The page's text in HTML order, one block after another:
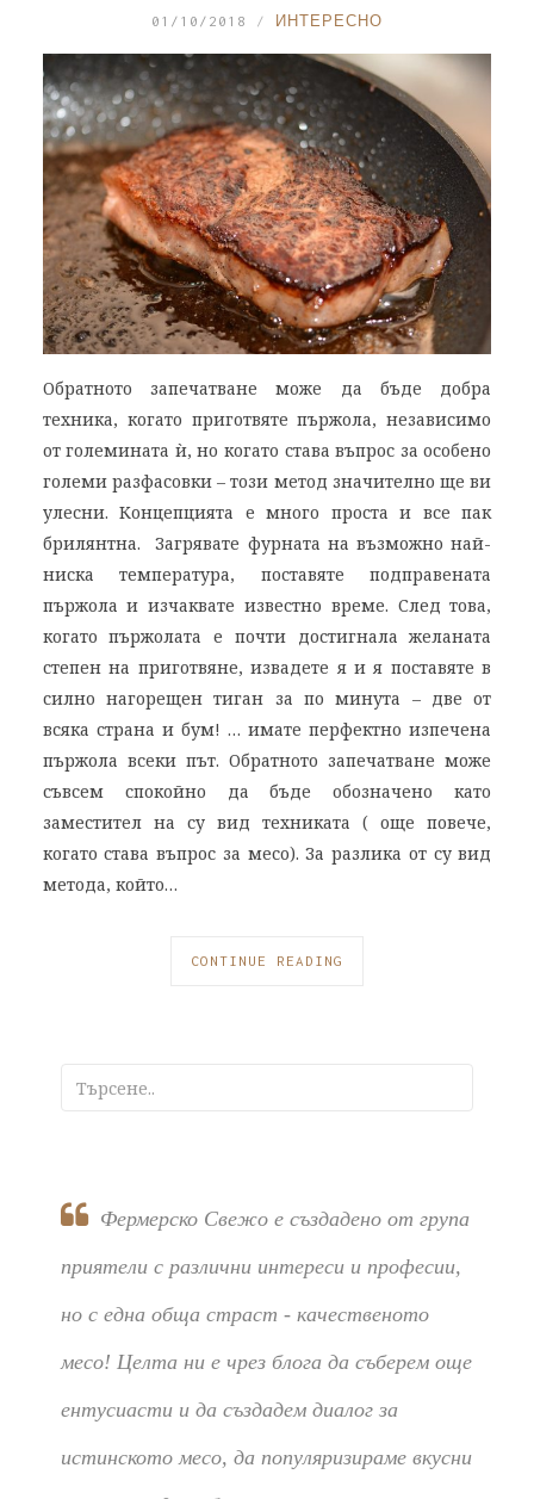
01/10/2018 ИНТЕРЕСНО
Обратното запечатване може да бъде добра
техника, когато приготвяте пържола, независимо
от големината ѝ, но когато става въпрос за особено
големи разфасовки – този метод значително ще ви
улесни. Концепцията е много проста и все пак
брилянтна. Загрявате фурната на възможно най-
ниска температура, поставяте подправената
пържола и изчаквате известно време. След това,
когато пържолата е почти достигнала желаната
степен на приготвяне, извадете я и я поставяте в
силно нагорещен тиган за по минута – две от
всяка страна и бум! … имате перфектно изпечена
пържола всеки път. Обратното запечатване може
съвсем спокойно да бъде обозначено като
заместител на су вид техниката ( още повече,
когато става въпрос за месо). За разлика от су вид
метода, който…
CONTINUE READING
Фермерско Свежо е създадено от група
приятели с различни интереси и професии,
но с една обща страст - качественото
месо! Целта ни е чрез блога да съберем още
ентусиасти и да създадем диалог за
истинското месо, да популяризираме вкусни